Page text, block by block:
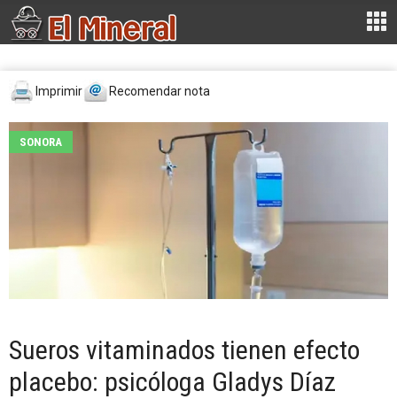
Imprimir Recomendar nota
SONORA
Sueros vitaminados tienen efecto
placebo: psicóloga Gladys Díaz